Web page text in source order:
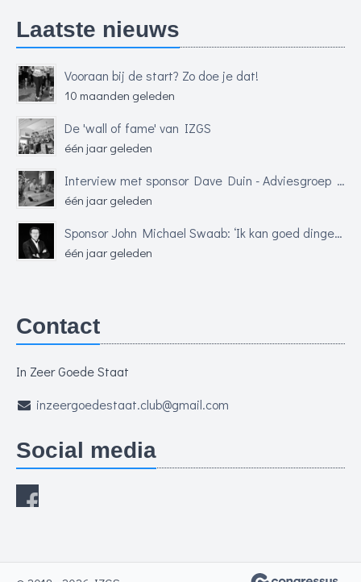
Laatste nieuws
Vooraan bij de start? Zo doe je dat!
10 maanden geleden
De 'wall of fame' van IZGS
één jaar geleden
Interview met sponsor Dave Duin - Adviesgroep Financiële Dienstverlening (AFD)
één jaar geleden
Sponsor John Michael Swaab: ‘Ik kan goed dingen uit de grond stampen’
één jaar geleden
Contact
In Zeer Goede Staat
inzeergoedestaat.club@gmail.com
Social media